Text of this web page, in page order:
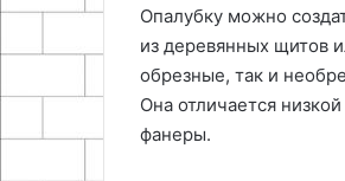
Опалубку можно
из деревянных щитов
обрезные, так и
Она отличается
фанеры.